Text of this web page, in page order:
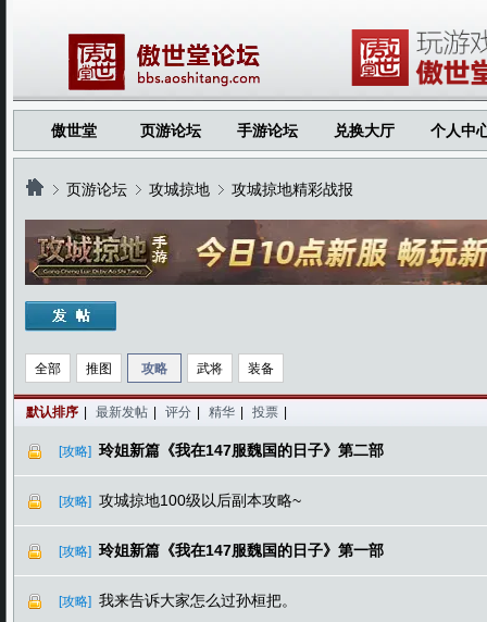
傲世堂 页游论坛 手游论坛 兑换大厅 个人中
›
页游论坛
›
攻城掠地
›
攻城掠地精彩战报
全部 推图 攻略 武将 装备
默认排序 最新发帖 评分 精华 投票
[攻略] 玲姐新篇《我在147服魏国的日子》第二部
[攻略] 攻城掠地100级以后副本攻略~
[攻略] 玲姐新篇《我在147服魏国的日子》第一部
[攻略] 我来告诉大家怎么过孙桓把。